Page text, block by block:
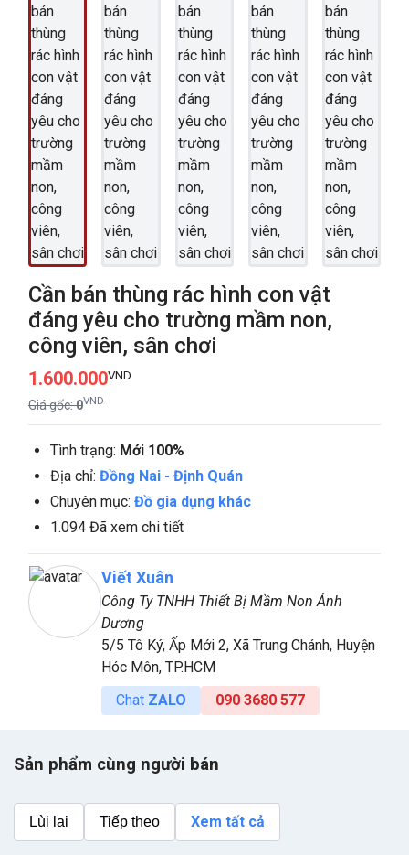
Cần bán thùng rác hình con vật
đáng yêu cho trường mầm non,
công viên, sân chơi
1.600.000VND
Giá gốc:0VND
Tình trạng: Mới 100%
Địa chỉ: Đồng Nai - Định Quán
Chuyên mục: Đồ gia dụng khác
1.094 Đã xem chi tiết
Viết Xuân
Công Ty TNHH Thiết Bị Mầm Non Ánh
Dương
5/5 Tô Ký, Ấp Mới 2, Xã Trung Chánh, Huyện
Hóc Môn, TP.HCM
Chat ZALO 090 3680 577
Sản phẩm cùng người bán
Lùi lại Tiếp theo Xem tất cả